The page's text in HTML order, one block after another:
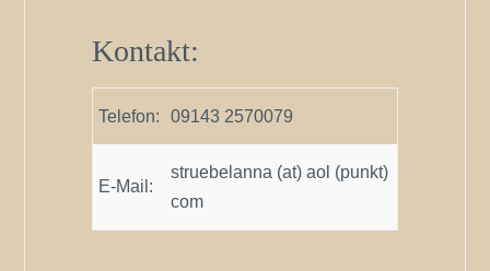
Kontakt:
Telefon: 09143 2570079
E-Mail:
struebelanna (at) aol (punkt)
com